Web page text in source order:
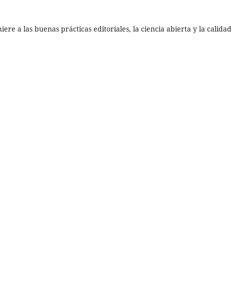
a las buenas prácticas editoriales, la ciencia abierta y la calidad